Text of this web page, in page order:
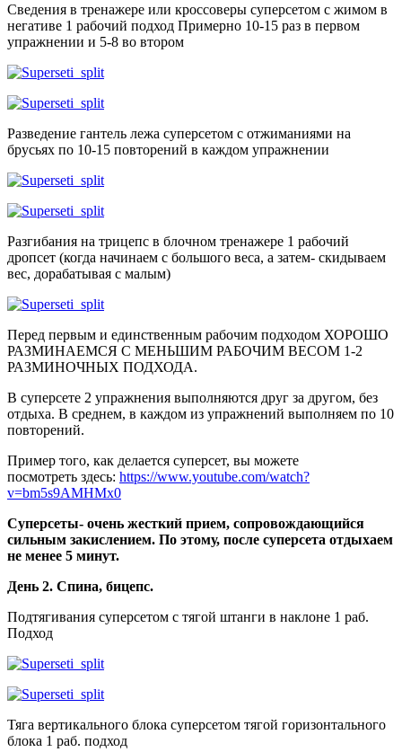
Сведения в тренажере или кроссоверы суперсетом с жимом в
негативе 1 рабочий подход Примерно 10-15 раз в первом
упражнении и 5-8 во втором
Разведение гантель лежа суперсетом с отжиманиями на
брусьях по 10-15 повторений в каждом упражнении
Разгибания на трицепс в блочном тренажере 1 рабочий
дропсет (когда начинаем с большого веса, а затем- скидываем
вес, дорабатывая с малым)
Перед первым и единственным рабочим подходом ХОРОШО
РАЗМИНАЕМСЯ С МЕНЬШИМ РАБОЧИМ ВЕСОМ 1-2
РАЗМИНОЧНЫХ ПОДХОДА.
В суперсете 2 упражнения выполняются друг за другом, без
отдыха. В среднем, в каждом из упражнений выполняем по 10
повторений.
Пример того, как делается суперсет, вы можете
посмотреть здесь: https://www.youtube.com/watch?
v=bm5s9AMHMx0
Суперсеты- очень жесткий прием, сопровождающийся
сильным закислением. По этому, после суперсета отдыхаем
не менее 5 минут.
День 2. Спина, бицепс.
Подтягивания суперсетом с тягой штанги в наклоне 1 раб.
Подход
Тяга вертикального блока суперсетом тягой горизонтального
блока 1 раб. подход